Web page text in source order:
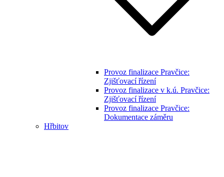
Provoz finalizace Pravčice:
Zjišťovací řízení
Provoz finalizace v k.ú. Pravčice:
Zjišťovací řízení
Provoz finalizace Pravčice:
Dokumentace záměru
Hřbitov